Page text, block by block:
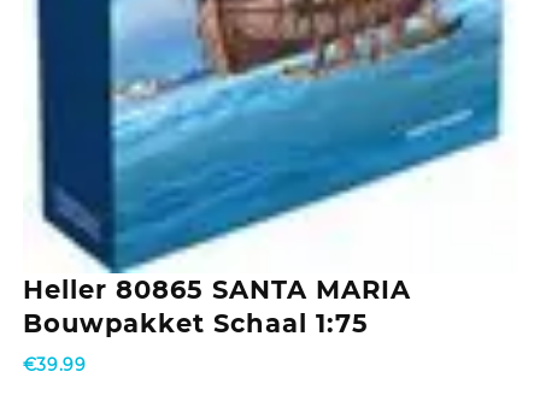
Heller 80865 SANTA MARIA
Bouwpakket Schaal 1:75
€39.99